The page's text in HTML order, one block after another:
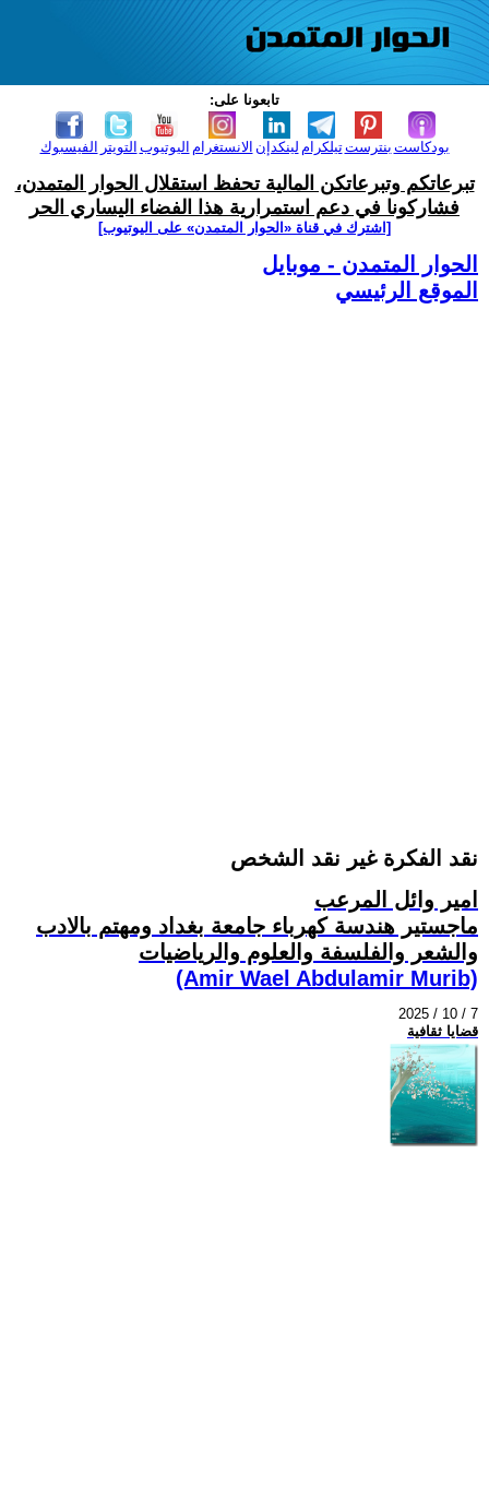
تابعونا على:
الفيسبوك التويتر اليوتيوب الانستغرام لينكدإن تيلكرامبنترست بودكاست
تبرعاتكم وتبرعاتكن المالية تحفظ استقلال الحوار المتمدن،
فشاركونا في دعم استمرارية هذا الفضاء اليساري الحر
[اشترك في قناة ‫«الحوار المتمدن» على اليوتيوب]
الحوار المتمدن - موبايل
الموقع الرئيسي
نقد الفكرة غير نقد الشخص
امير وائل المرعب
ماجستير هندسة كهرباء جامعة بغداد ومهتم بالادب
والشعر والفلسفة والعلوم والرياضيات
(Amir Wael Abdulamir Murib)
2025 / 10 / 7
قضايا ثقافية